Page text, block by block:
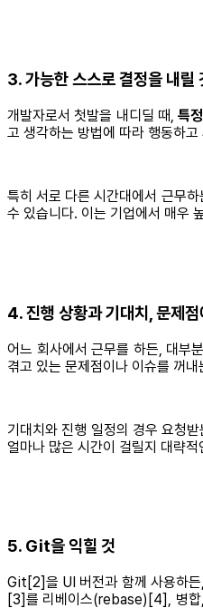
3. 가능한 스스로 결정을 내릴
개발자로서 첫발을 내디딜 때,특
고 생각하는 방법에 따라 행동하고
특히 서로 다른 시간대에서 근무
수 있습니다. 이는 기업에서 매우
4. 진행 상황과 기대치, 문제
어느 회사에서 근무를 하든, 대부
겪고 있는 문제점이나 이슈를 꺼
기대치와 진행 일정의 경우 요청
얼마나 많은 시간이 걸릴지 대략
5. Git을 익힐 것
Git[2]을 UI 버전과 함께 사용하든
[3]를 리베이스(rebase)[4], 병합,